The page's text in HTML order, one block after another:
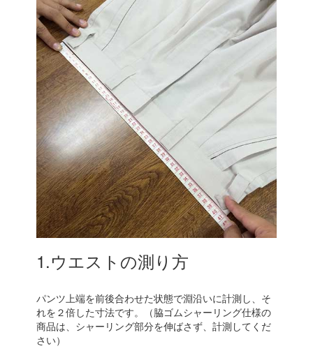
1.ウエストの測り方
パンツ上端を前後合わせた状態で淵沿いに計測し、そ
れを２倍した寸法です。（脇ゴムシャーリング仕様の
商品は、シャーリング部分を伸ばさず、計測してくだ
さい）